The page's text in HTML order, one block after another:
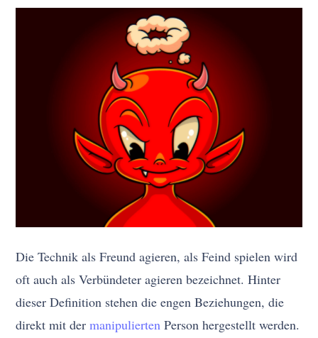
Die Technik als Freund agieren, als Feind spielen wird
oft auch als Verbündeter agieren bezeichnet. Hinter
dieser Definition stehen die engen Beziehungen, die
direkt mit dermanipulierten Person hergestellt werden.